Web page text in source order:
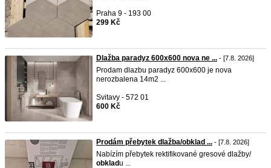
Praha 9 - 193 00
299 Kč
Dlažba paradyz 600x600 nova ne ... - [7.8. 2026]
Prodam dlazbu paradyz 600x600 je nova
nerozbalena 14m2 ...
Svitavy - 572 01
600 Kč
Prodám přebytek dlažba/obklad ... - [7.8. 2026]
Nabízím přebytek rektifikované gresové dlažby/
obkladu ...